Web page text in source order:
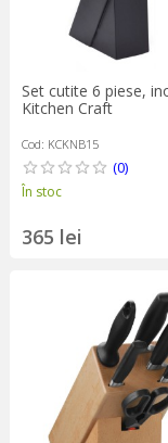
Set cutite 6 piese,
Kitchen Craft
Cod: KCKNB15
(0)
În stoc
365 lei